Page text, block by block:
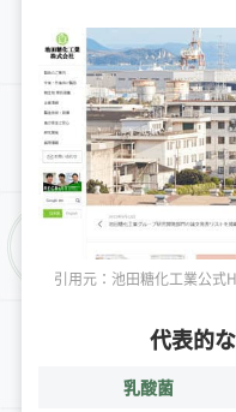
引用元：池田糖化工業公
代表的
乳酸菌